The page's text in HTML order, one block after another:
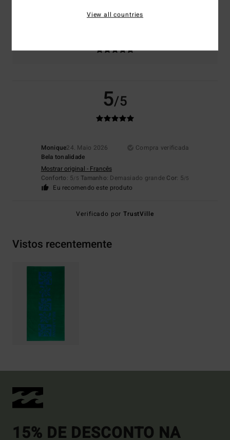
5/5
Monique24. Maio 2026
Compra verificada
Bela tonalidade
Mostrar original - Francês
Conforto: 5/5 Tamanho: Demasiado grande Cor: 5/5
Eu recomendo este produto
Verificado porTrustVille
Vistos recentemente
15% DE DESCONTO NA
View all countries